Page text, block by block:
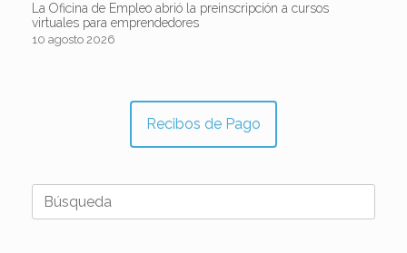
La Oficina de Empleo abrió la preinscripción a cursos
virtuales para emprendedores
10 agosto 2026
Recibos de Pago
Buscar: